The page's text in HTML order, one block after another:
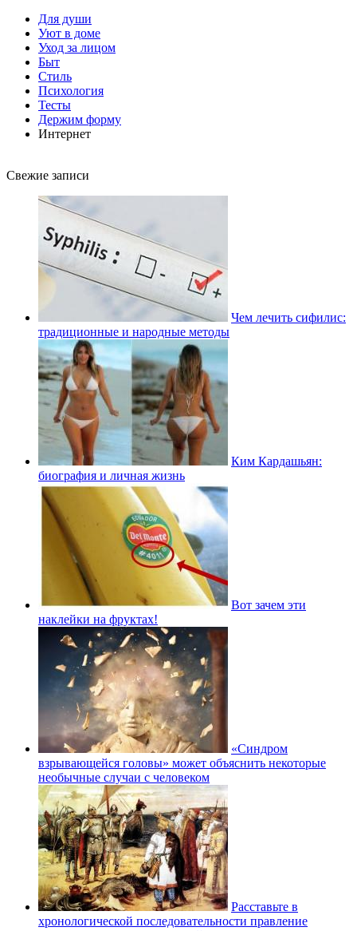
Для души
Уют в доме
Уход за лицом
Быт
Стиль
Психология
Тесты
Держим форму
Интернет
Свежие записи
Чем лечить сифилис:
традиционные и народные методы
Ким Кардашьян:
биография и личная жизнь
Вот зачем эти
наклейки на фруктах!
«Синдром
взрывающейся головы» может объяснить некоторые
необычные случаи с человеком
Расставьте в
хронологической последовательности правление